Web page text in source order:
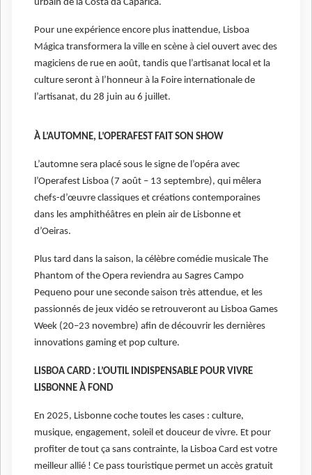
urbain de la Costa da Caparica.
Pour une expérience encore plus inattendue, Lisboa
Mágica transformera la ville en scène à ciel ouvert avec des
magiciens de rue en août, tandis que l’artisanat local et la
culture seront à l’honneur à la Foire internationale de
l’artisanat, du 28 juin au 6 juillet.
À L’AUTOMNE, L’OPERAFEST FAIT SON SHOW
L’automne sera placé sous le signe de l’opéra avec
l’Operafest Lisboa (7 août – 13 septembre), qui mêlera
chefs-d’œuvre classiques et créations contemporaines
dans les amphithéâtres en plein air de Lisbonne et
d’Oeiras.
Plus tard dans la saison, la célèbre comédie musicale The
Phantom of the Opera reviendra au Sagres Campo
Pequeno pour une seconde saison très attendue, et les
passionnés de jeux vidéo se retrouveront au Lisboa Games
Week (20–23 novembre) afin de découvrir les dernières
innovations gaming et pop culture.
LISBOA CARD : L’OUTIL INDISPENSABLE POUR VIVRE
LISBONNE À FOND
En 2025, Lisbonne coche toutes les cases : culture,
musique, engagement, soleil et douceur de vivre. Et pour
profiter de tout ça sans contrainte, la Lisboa Card est votre
meilleur allié ! Ce pass touristique permet un accès gratuit